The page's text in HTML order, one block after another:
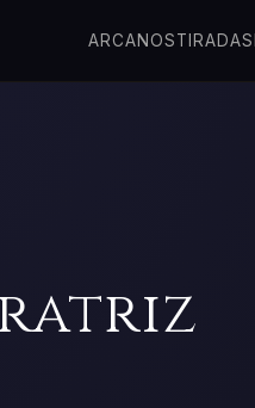
ARCANOSTIRADAS